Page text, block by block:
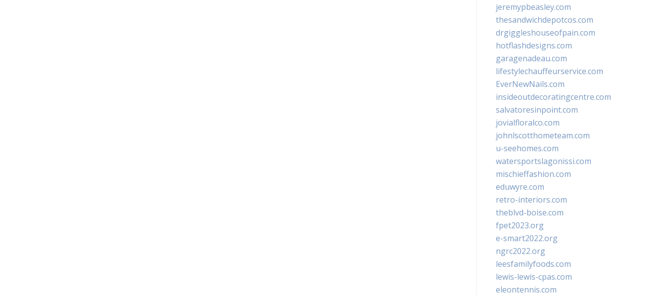
jeremypbeasley.com
thesandwichdepotcos.com
drgiggleshouseofpain.com
hotflashdesigns.com
garagenadeau.com
lifestylechauffeurservice.com
EverNewNails.com
insideoutdecoratingcentre.com
salvatoresinpoint.com
jovialfloralco.com
johnlscotthometeam.com
u-seehomes.com
watersportslagonissi.com
mischieffashion.com
eduwyre.com
retro-interiors.com
theblvd-boise.com
fpet2023.org
e-smart2022.org
ngrc2022.org
leesfamilyfoods.com
lewis-lewis-cpas.com
eleontennis.com